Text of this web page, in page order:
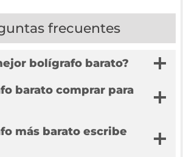
frecuentes
bolígrafo barato?
barato comprar para
más barato escribe